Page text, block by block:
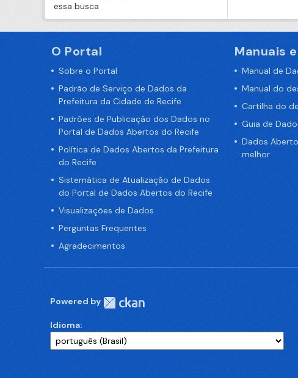
essa busca
O Portal
Sobre o Portal
Padrão de Serviço de Dados da
Prefeitura da Cidade de Recife
Padrões de Publicação dos Dados no
Portal de Dados Abertos do Recife
Política de Dados Abertos da Prefeitura
do Recife
Sistemática de Atualização de Dados
do Portal de Dados Abertos do Recife
Visualizações de Dados
Perguntas Frequentes
Agradecimentos
Manuais
Manual de
Manual do
Cartilha do
Guia de
Dados
melhor
Powered by
Idioma